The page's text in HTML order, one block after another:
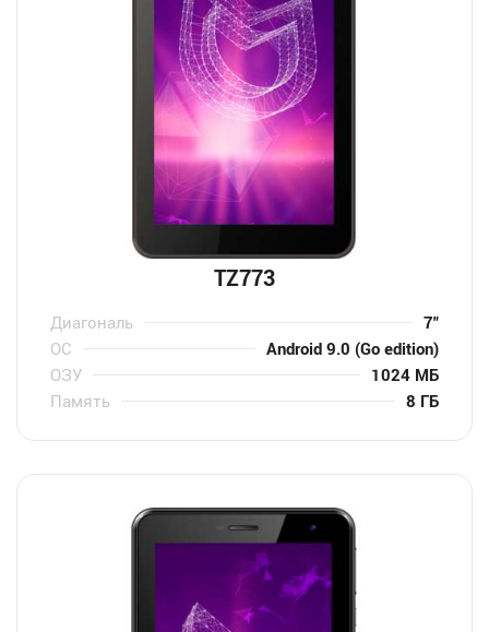
TZ773
Диагональ
7″
ОС
Android 9.0 (Go edition)
ОЗУ
1024 МБ
Память
8 ГБ